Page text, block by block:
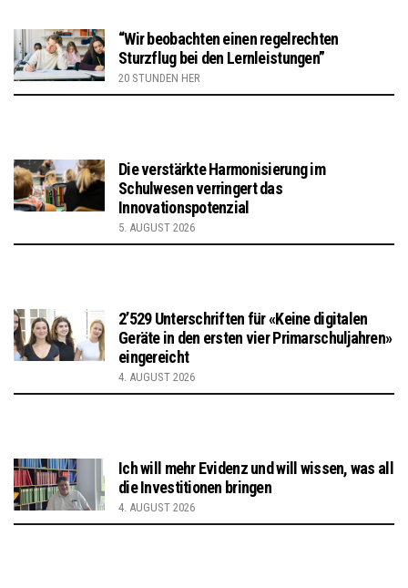
“Wir beobachten einen regelrechten
Sturzflug bei den Lernleistungen”
20 STUNDEN HER
Die verstärkte Harmonisierung im
Schulwesen verringert das
Innovationspotenzial
5. AUGUST 2026
2’529 Unterschriften für «Keine digitalen
Geräte in den ersten vier Primarschuljahren»
eingereicht
4. AUGUST 2026
Ich will mehr Evidenz und will wissen, was all
die Investitionen bringen
4. AUGUST 2026